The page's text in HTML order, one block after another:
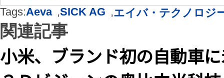
Tags:Aeva ,SICK AG ,エイバ・テクノロジ
関連記事
小米、ブランド初の自動車